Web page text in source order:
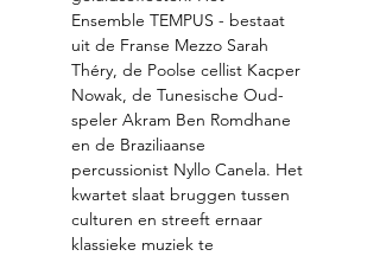
Ensemble TEMPUS - bestaat
uit de Franse Mezzo Sarah
Théry, de Poolse cellist Kacper
Nowak, de Tunesische Oud-
speler Akram Ben Romdhane
en de Braziliaanse
percussionist Nyllo Canela. Het
kwartet slaat bruggen tussen
culturen en streeft ernaar
klassieke muziek te